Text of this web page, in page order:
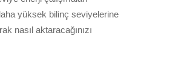
yüksek bilinç seviyelerine
nasıl aktaracağınızı